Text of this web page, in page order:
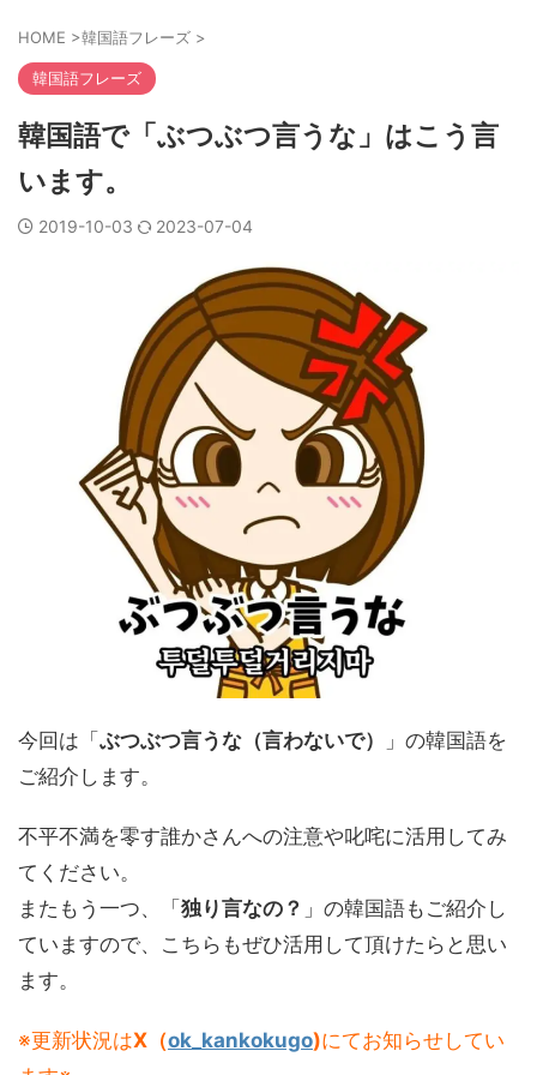
HOME >韓国語フレーズ >
韓国語フレーズ
韓国語で「ぶつぶつ言うな」はこう言
います。
2019-10-03 2023-07-04
今回は「 ぶつぶつ言うな（言わないで）
」の韓国語を
ご紹介します。
不平不満を零す誰かさんへの注意や叱咤に活用してみ
てください。
またもう一つ、「 独り言なの？ 」の韓国語もご紹介し
ていますので、こちらもぜひ活用して頂けたらと思い
ます。
※更新状況はX（ok_kankokugo)にてお知らせしてい